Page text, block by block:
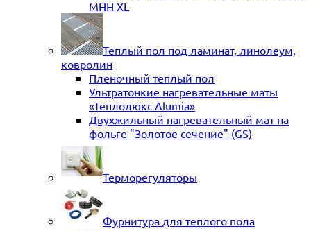
МНН XL
Теплый пол под ламинат, линолеум,
ковролин
Пленочный теплый пол
Ультратонкие нагревательные маты
«Теплолюкс Alumia»
Двухжильный нагревательный мат на
фольге "Золотое сечение" (GS)
Терморегуляторы
Фурнитура для теплого пола